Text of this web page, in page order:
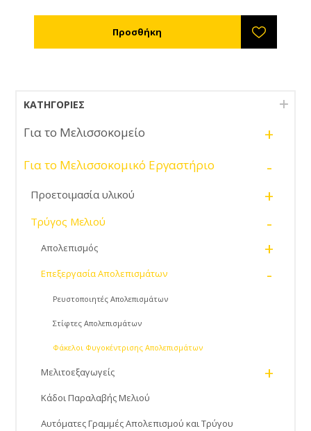
ΚΑΤΗΓΟΡΊΕΣ
Για το Μελισσοκομείο +
Για το Μελισσοκομικό Εργαστήριο -
Προετοιμασία υλικού +
Τρύγος Μελιού -
Απολεπισμός +
Επεξεργασία Απολεπισμάτων -
Ρευστοποιητές Απολεπισμάτων
Στίφτες Απολεπισμάτων
Φάκελοι Φυγοκέντρισης Απολεπισμάτων
Μελιτοεξαγωγείς +
Κάδοι Παραλαβής Μελιού
Αυτόματες Γραμμές Απολεπισμού και Τρύγου